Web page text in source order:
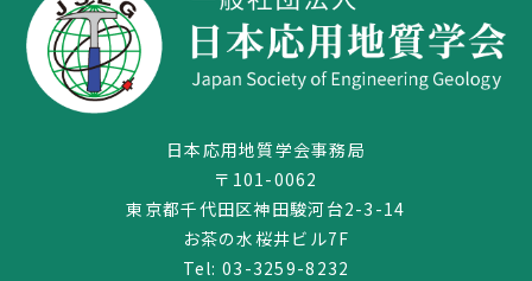
日本応用地質学会事務局
〒101-0062
東京都千代田区神田駿河台2-3-14
お茶の水桜井ビル7F
Tel:03-3259-8232